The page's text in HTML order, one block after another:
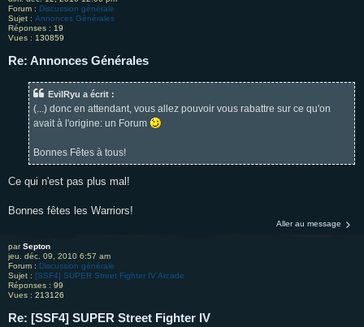
Forum : Discussion générale
Sujet : Annonces Générales
Réponses : 19
Vues : 130859
Re: Annonces Générales
EvilRyu a écrit :
(...) donc en attendant, vous allez pouvoir vous rabattre sur ce qu'on
avait à l'origine: un Forum
Bonnes Fêtes à tous!
Ce qui n'est pas plus mal!
Bonnes fêtes les Warriors!
Aller au message
parSepton
jeu. déc. 09, 2010 6:57 am
Forum : Discussion générale
Sujet : [SSF4] SUPER Street Fighter IV Arcade
Réponses : 99
Vues : 213126
Re: [SSF4] SUPER Street Fighter IV